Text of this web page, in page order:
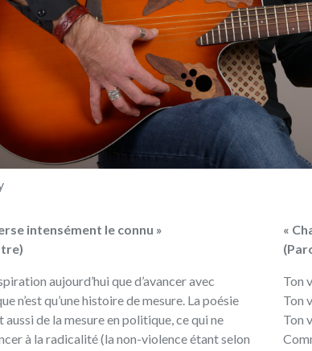
intensément le connu »
aujourd’hui que d’avancer avec
(‬la non-violence étant selon
«
Ton
Ton
Ton